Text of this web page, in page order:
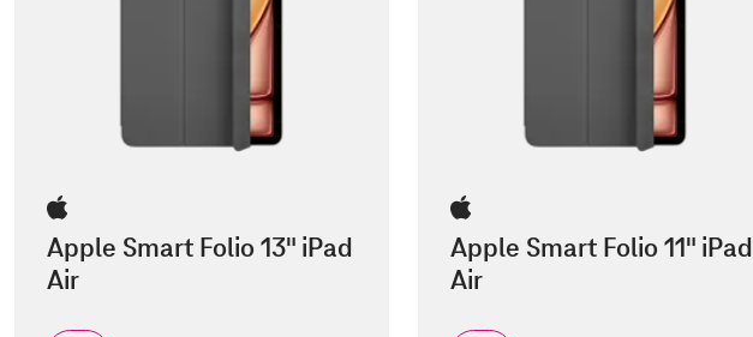
Apple Smart Folio 13" iPad
Air
Apple Smart Folio 11" iPad
Air